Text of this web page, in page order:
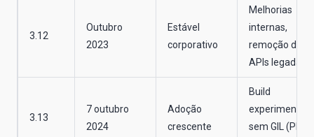
3.12
Outubro
2023
Estável
corporativo
Melhorias
internas,
remoção de
APIs legadas
3.13
7 outubro
2024
Adoção
crescente
Build
experimental
sem GIL (PEP